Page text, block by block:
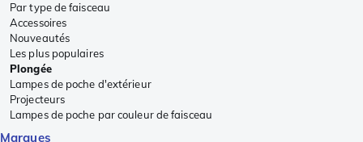
Par type de faisceau
Accessoires
Nouveautés
Les plus populaires
Plongée
Lampes de poche d'extérieur
Projecteurs
Lampes de poche par couleur de faisceau
Marques